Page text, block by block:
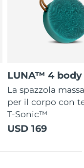
LUNA™ 4 body
La spazzola
per il corpo con
T-Sonic™
USD 169